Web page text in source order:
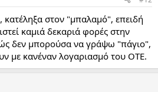
στον "μπαλαμό", επειδή
καμιά δεκαριά φορές στην
δεν μπορούσα να γράψω "πάγιο",
με κανέναν λογαριασμό του ΟΤΕ.